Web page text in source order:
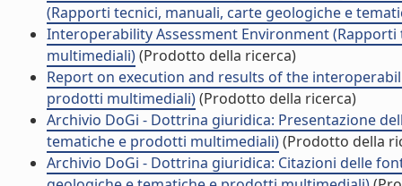
(Rapporti tecnici, manuali, carte geologiche e
Interoperability Assessment Environment
multimediali)(Prodotto della ricerca)
Report on execution and results of the
prodotti multimediali)(Prodotto della ricerca)
Archivio DoGi - Dottrina giuridica: Presentazione
tematiche e prodotti multimediali)(Prodotto della
Archivio DoGi - Dottrina giuridica: Citazioni delle